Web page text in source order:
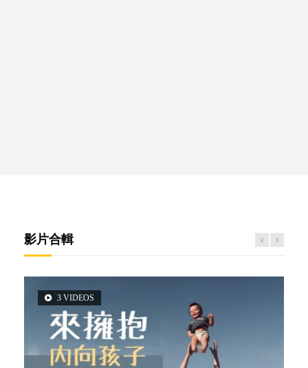
影片合輯
3 VIDEOS
5 VIDEOS
14 VIDEOS
2 VIDEOS
6 VIDEOS